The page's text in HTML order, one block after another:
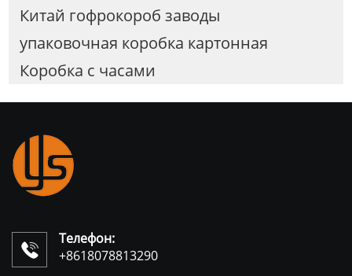
Китай гофрокороб заводы
упаковочная коробка картонная
Коробка с часами

Телефон:
+8618078813290